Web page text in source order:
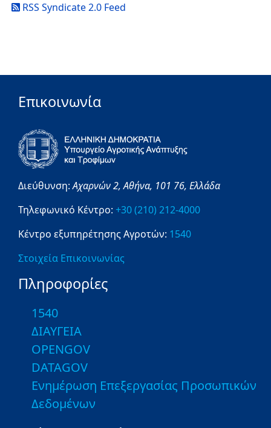
RSS Syndicate 2.0 Feed
Επικοινωνία
Διεύθυνση:Αχαρνών 2,Αθήνα, 101 76, Ελλάδα
Τηλεφωνικό Κέντρο: +30 (210) 212-4000
Κέντρο εξυπηρέτησης Αγροτών: 1540
Στοιχεία Επικοινωνίας
Πληροφορίες
1540
ΔΙΑΥΓΕΙΑ
OPENGOV
DATAGOV
Ενημέρωση Επεξεργασίας Προσωπικών
Δεδομένων